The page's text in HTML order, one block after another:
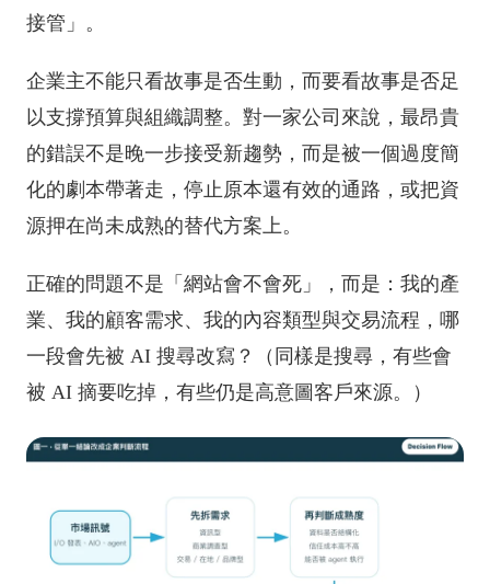
接管」。
企業主不能只看故事是否生動，而要看故事是否足
以支撐預算與組織調整。對一家公司來說，最昂貴
的錯誤不是晚一步接受新趨勢，而是被一個過度簡
化的劇本帶著走，停止原本還有效的通路，或把資
源押在尚未成熟的替代方案上。
正確的問題不是「網站會不會死」，而是：我的產
業、我的顧客需求、我的內容類型與交易流程，哪
一段會先被 AI 搜尋改寫？（同樣是搜尋，有些會
被 AI 摘要吃掉，有些仍是高意圖客戶來源。）